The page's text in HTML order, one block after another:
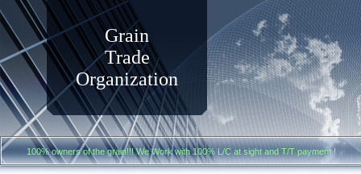
Grain
Trade
Organization
100% owners of the grain!!! We Work with100% L/C at sight and T/T payment